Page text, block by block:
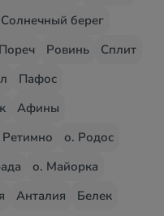
Солнечный берег
Пореч Ровинь
Сплит
Пафос
Афины
о. Родос
о. Майорка
Анталия
Белек